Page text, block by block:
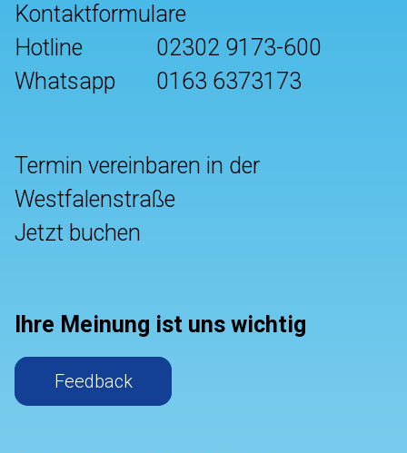
Kontaktformulare
Hotline
02302 9173-600
Whatsapp
0163 6373173
Termin vereinbaren in der
Westfalenstraße
Jetzt buchen
Ihre Meinung ist uns wichtig
Feedback